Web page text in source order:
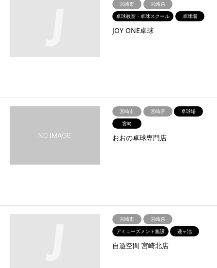
宮崎市
宮崎県
卓球教室・卓球スクール
卓球場
JOY ONE卓球
宮崎市 宮崎県
卓球場
宮崎
おおの卓球専門店
宮崎市
宮崎県
アミューズメント施設
蓮ヶ池
自遊空間 宮崎北店